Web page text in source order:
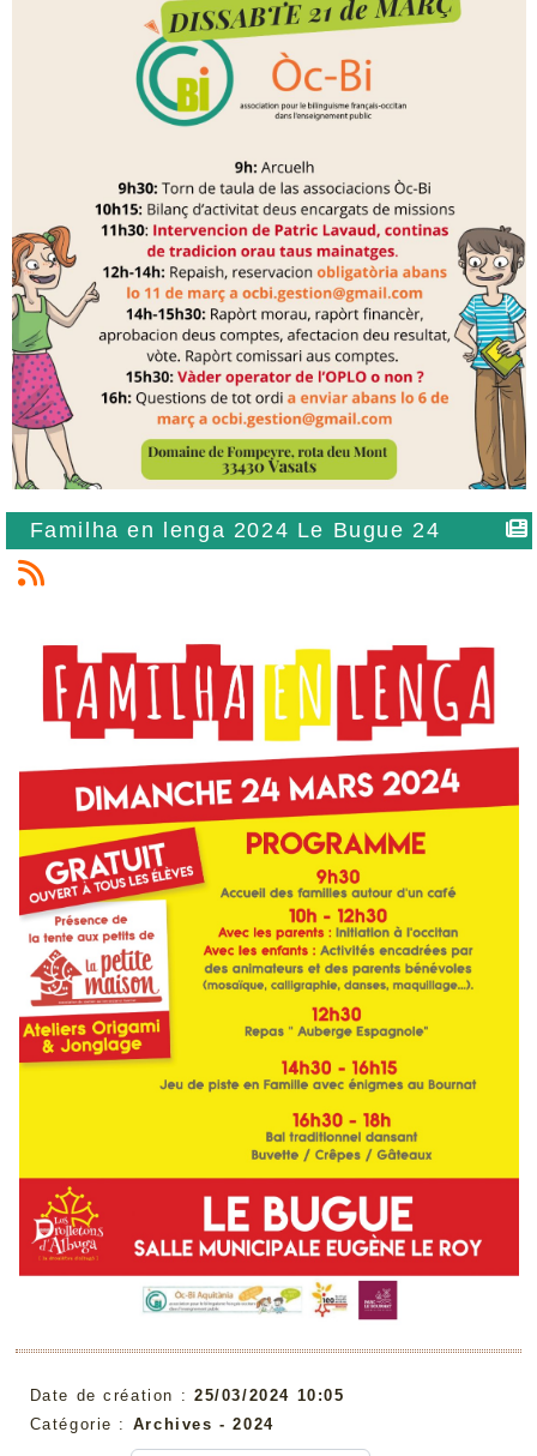
Familha en lenga 2024 Le Bugue 24
Date de création : 25/03/2024 10:05
Catégorie : Archives -2024